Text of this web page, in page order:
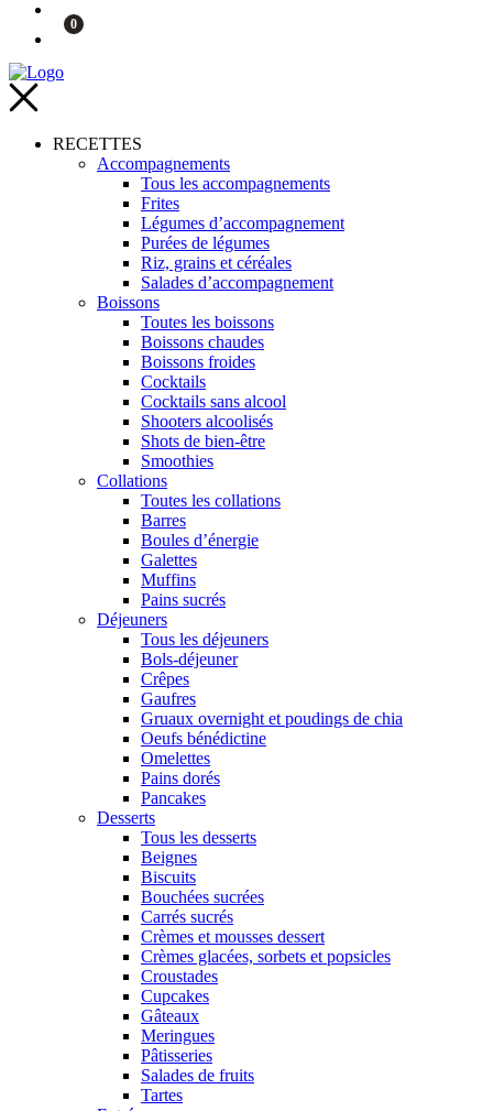
0
RECETTES
Accompagnements
Tous les accompagnements
Frites
Légumes d’accompagnement
Purées de légumes
Riz, grains et céréales
Salades d’accompagnement
Boissons
Toutes les boissons
Boissons chaudes
Boissons froides
Cocktails
Cocktails sans alcool
Shooters alcoolisés
Shots de bien-être
Smoothies
Collations
Toutes les collations
Barres
Boules d’énergie
Galettes
Muffins
Pains sucrés
Déjeuners
Tous les déjeuners
Bols-déjeuner
Crêpes
Gaufres
Gruaux overnight et poudings de chia
Oeufs bénédictine
Omelettes
Pains dorés
Pancakes
Desserts
Tous les desserts
Beignes
Biscuits
Bouchées sucrées
Carrés sucrés
Crèmes et mousses dessert
Crèmes glacées, sorbets et popsicles
Croustades
Cupcakes
Gâteaux
Meringues
Pâtisseries
Salades de fruits
Tartes